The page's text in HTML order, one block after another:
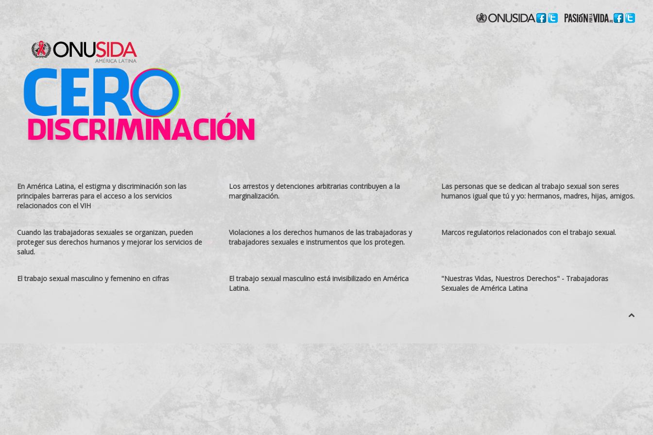
En América Latina, el estigma y discriminación son las
principales barreras para el acceso a los servicios
relacionados con el VIH
Los arrestos y detenciones arbitrarias contribuyen a la
marginalización.
Las personas que se dedican al trabajo sexual son seres
humanos igual que tú y yo: hermanos, madres, hijas, amigos.
Cuando las trabajadoras sexuales se organizan, pueden
proteger sus derechos humanos y mejorar los servicios de
salud.
Violaciones a los derechos humanos de las trabajadoras y
trabajadores sexuales e instrumentos que los protegen.
Marcos regulatorios relacionados con el trabajo sexual.
El trabajo sexual masculino y femenino en cifras
El trabajo sexual masculino está invisibilizado en América
Latina.
"Nuestras Vidas, Nuestros Derechos" - Trabajadoras
Sexuales de América Latina